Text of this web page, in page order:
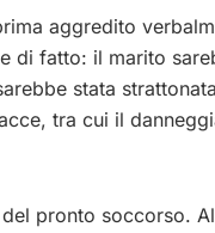
aggredito
di fatto: il marito
stata
tra cui il
pronto soccorso.